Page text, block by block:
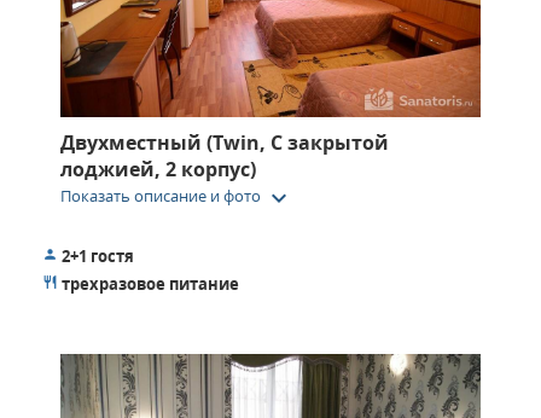
Двухместный (Twin, С закрытой
лоджией, 2 корпус)
Показать описание и фото keyboard_arrow_down
2+1 гостя
трехразовое питание